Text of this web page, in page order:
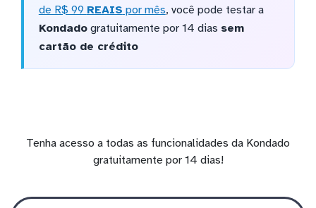
de R$ 99 REAIS por mês, você pode testar a
Kondadogratuitamente por 14 dias sem
cartão de crédito
Tenha acesso a todas as funcionalidades da Kondado
gratuitamente por 14 dias!